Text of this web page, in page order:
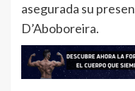
asegurada su
D’Aboboreira.